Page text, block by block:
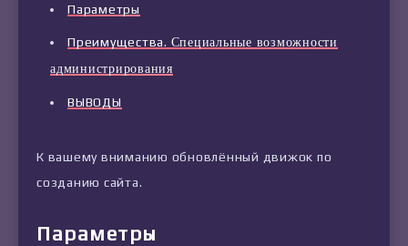
Параметры
Преимущества. Специальные возможности
администрирования
ВЫВОДЫ
К вашему вниманию обновлённый движок по
созданию сайта.
Параметры